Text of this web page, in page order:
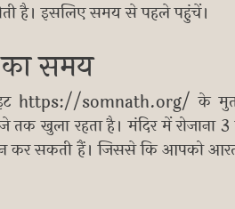
है। इसलिए समय से पहले पहुंचें।
का समय
https://somnath.org/ के
खुला रहता है। मंदिर में रोजाना 3
कर सकती हैं। जिससे कि आपको